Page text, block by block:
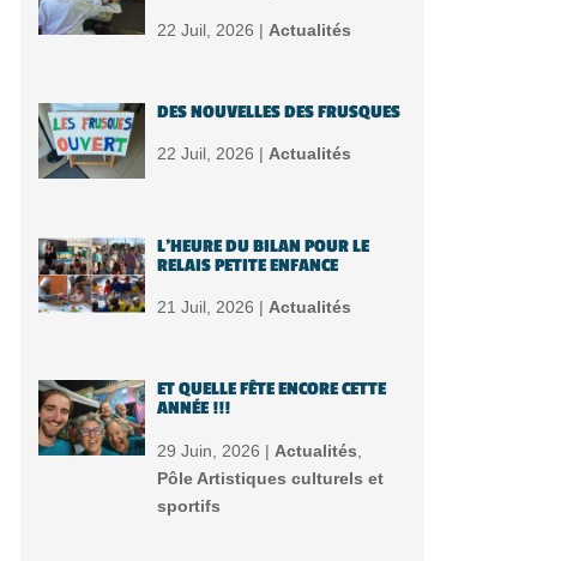
22 Juil, 2026 | Actualités
DES NOUVELLES DES FRUSQUES
22 Juil, 2026 | Actualités
L’HEURE DU BILAN POUR LE
RELAIS PETITE ENFANCE
21 Juil, 2026 | Actualités
ET QUELLE FÊTE ENCORE CETTE
ANNÉE !!!
29 Juin, 2026 | Actualités
Pôle Artistiques culturels et
sportifs